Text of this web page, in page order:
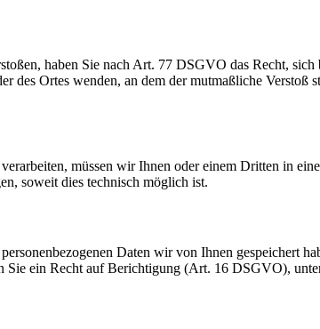
haben Sie nach Art. 77 DSGVO das Recht,
Ortes wenden, an dem der mutmaßliche Verstoß
müssen wir Ihnen oder einem Dritten in
soweit dies technisch möglich ist.
Daten wir von Ihnen gespeichert
ein Recht auf Berichtigung (Art. 16 DSGVO),